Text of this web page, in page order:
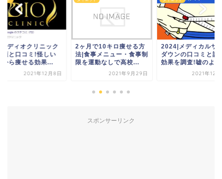
ディオクリニック
額と口コミ!怪しい
から痩せる効果...
2021年12月8日
2ヶ月で10キロ痩せる方
法|食事メニュー・食事制
限を運動なしで高校...
2021年9月29日
2024|メディカルサ
ダウンの口コミと評
効果を調査!嘘のよ...
2021年12
スポンサーリンク